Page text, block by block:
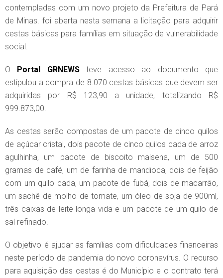
contempladas com um novo projeto da Prefeitura de Pará
de Minas. foi aberta nesta semana a licitação para adquirir
cestas básicas para famílias em situação de vulnerabilidade
social.
O Portal GRNEWSteve acesso ao documento que
estipulou a compra de 8.070 cestas básicas que devem ser
adquiridas por R$ 123,90 a unidade, totalizando R$
999.873,00.
As cestas serão compostas de um pacote de cinco quilos
de açúcar cristal, dois pacote de cinco quilos cada de arroz
agulhinha, um pacote de biscoito maisena, um de 500
gramas de café, um de farinha de mandioca, dois de feijão
com um quilo cada, um pacote de fubá, dois de macarrão,
um sachê de molho de tomate, um óleo de soja de 900ml,
três caixas de leite longa vida e um pacote de um quilo de
sal refinado.
O objetivo é ajudar as famílias com dificuldades financeiras
neste período de pandemia do novo coronavírus. O recurso
para aquisição das cestas é do Município e o contrato terá